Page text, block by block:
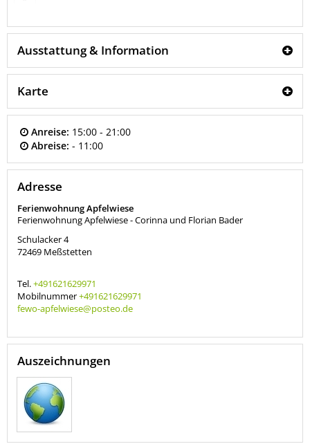
Ausstattung & Information
Karte
Anreise: 15:00 - 21:00
Abreise: - 11:00
Adresse
Ferienwohnung Apfelwiese
Ferienwohnung Apfelwiese - Corinna und Florian Bader
Schulacker 4
72469 Meßstetten
Tel.+491621629971
Mobilnummer+491621629971
fewo-apfelwiese@posteo.de
Auszeichnungen